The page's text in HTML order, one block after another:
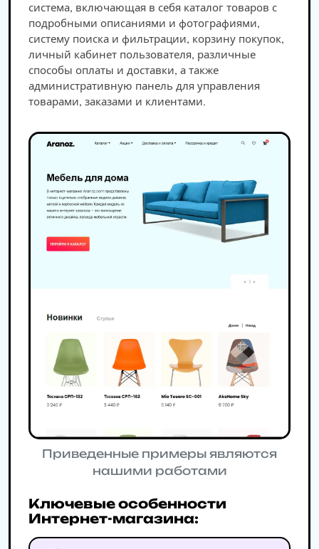
система, включающая в себя каталог товаров с
подробными описаниями и фотографиями,
систему поиска и фильтрации, корзину покупок,
личный кабинет пользователя, различные
способы оплаты и доставки, а также
административную панель для управления
товарами, заказами и клиентами.
Приведенные примеры являются
нашими работами
Ключевые особенности
Интернет-магазина: